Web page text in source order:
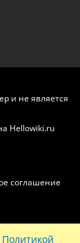
и не является
Hellowiki.ru
соглашение
Политикой